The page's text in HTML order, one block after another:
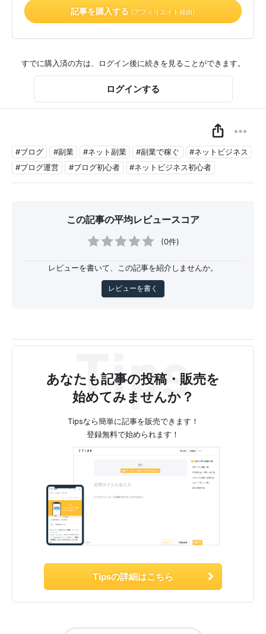
記事を購入する （アフィリエイト経由）
すでに購入済の方は、ログイン後に続きを見ることができます。
ログインする
#ブログ #副業 #ネット副業 #副業で稼ぐ
#ネットビジネス
#ブログ運営
#ブログ初心者 #ネットビジネス初心者
この記事の平均レビュースコア
(0件)
レビューを書いて、この記事を紹介しませんか。
レビューを書く
あなたも記事の投稿・販売を
始めてみませんか？
Tipsなら簡単に記事を販売できます！
登録無料で始められます！
Tipsの詳細はこちら